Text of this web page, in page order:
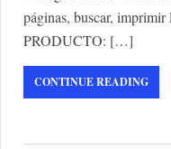
páginas, buscar,
PRODUCTO: […]
CONTINUE READING